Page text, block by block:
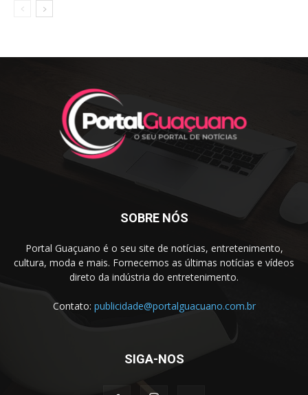
SOBRE NÓS
Portal Guaçuano é o seu site de notícias, entretenimento,
cultura, moda e mais. Fornecemos as últimas notícias e vídeos
direto da indústria do entretenimento.
Contato: publicidade@portalguacuano.com.br
SIGA-NOS